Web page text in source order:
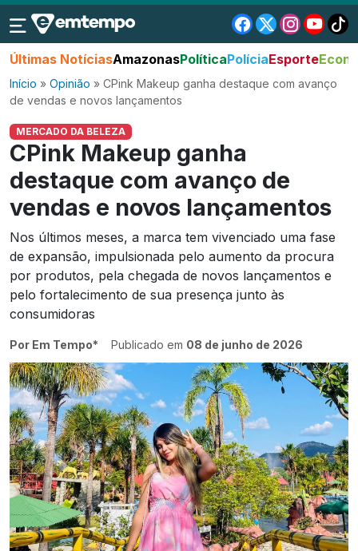
Últimas NotíciasAmazonasPolíticaPolíciaEsporte
Início » Opinião » CPink Makeup ganha destaque com avanço
de vendas e novos lançamentos
MERCADO DA BELEZA
CPink Makeup ganha
destaque com avanço de
vendas e novos lançamentos
Nos últimos meses, a marca tem vivenciado uma fase
de expansão, impulsionada pelo aumento da procura
por produtos, pela chegada de novos lançamentos e
pelo fortalecimento de sua presença junto às
consumidoras
Por Em Tempo* Publicado em 08 de junho de 2026